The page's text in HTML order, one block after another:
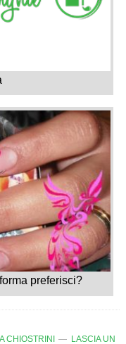
preferisci?
CHIOSTRINI LASCIA UN